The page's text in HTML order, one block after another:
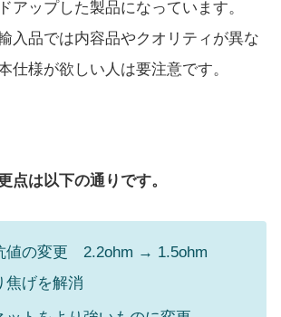
アップした製品になっています。
入品では内容品やクオリティが異な
仕様が欲しい人は要注意です。
点は以下の通りです。
値の変更 2.2ohm → 1.5ohm
焦げを解消